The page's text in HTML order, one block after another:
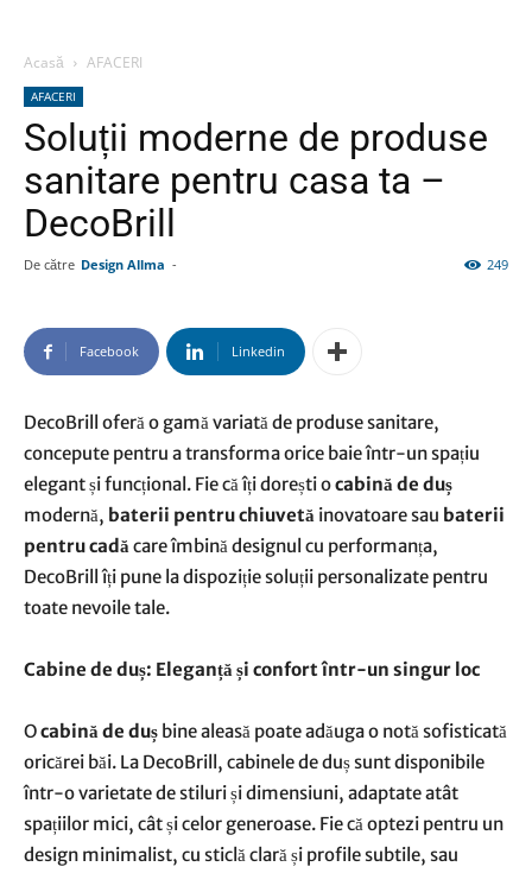
Acasă AFACERI
AFACERI
Soluții moderne de produse
sanitare pentru casa ta –
DecoBrill
De către Design Allma - 249
Facebook Linkedin
DecoBrill oferă o gamă variată de produse sanitare,
concepute pentru a transforma orice baie într-un spațiu
elegant și funcțional. Fie că îți dorești ocabină de duș
modernă, baterii pentru chiuvetă inovatoare sau baterii
pentru cadăcare îmbină designul cu performanța,
DecoBrill îți pune la dispoziție soluții personalizate pentru
toate nevoile tale.
Cabine de duș: Eleganță și confort într-un singur loc
Ocabină de duș bine aleasă poate adăuga o notă sofisticată
oricărei băi. La DecoBrill, cabinele de duș sunt disponibile
într-o varietate de stiluri și dimensiuni, adaptate atât
spațiilor mici, cât și celor generoase. Fie că optezi pentru un
design minimalist, cu sticlă clară și profile subtile, sau